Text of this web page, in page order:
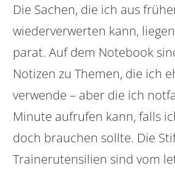
Die Sachen, die ich aus
wiederverwerten kann,
parat. Auf dem Notebook
Notizen zu Themen, die ich
verwende – aber die ich
Minute aufrufen kann, falls
doch brauchen sollte. Die
Trainerutensilien sind vom